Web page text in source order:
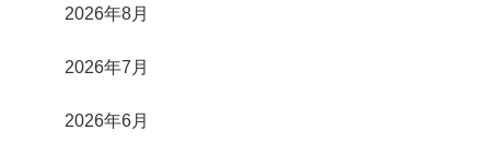
2026年8月
2026年7月
2026年6月